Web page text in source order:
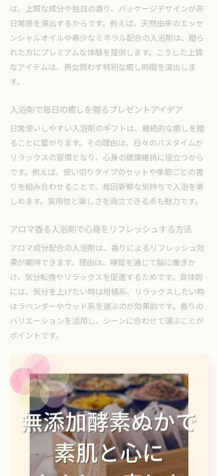
は、上質な成分や独自の香り、パッケージデザインが非
日常感を演出するからです。例えば、天然由来のエッセ
ンシャルオイルや希少なミネラル配合の入浴剤は、贈ら
れた方にプレミアムな体験を提供します。こうした上質
なアイテムは、男女問わず特別な癒し時間を演出しま
す。
入浴剤で毎日の癒しを贈るプレゼントアイデア
日常使いしやすい入浴剤のギフトは、継続的な癒しを贈
ることに繋がります。その理由は、日々のバスタイムが
リラックスの習慣となり、心身の健康維持に役立つから
です。例えば、使い切りタイプのセットや季節ごとの香
りを組み合わせることで、毎回新鮮な気持ちで入浴を楽
しめます。実用性と楽しさを両立できる点も魅力です。
アロマ香る入浴剤で心身をリフレッシュする方法
アロマ成分配合の入浴剤は、香りによるリフレッシュ効
果が期待できます。理由は、嗅覚を通じて脳に働きか
け、気分転換やリラックスを促進するためです。具体的
には、気分を上げたい時は柑橘系、リラックスしたい時
はラベンダーやウッド系を選ぶのが効果的です。香りの
バリエーションを活用し、シーンに合わせて選ぶことが
ポイントです。
プレゼント用入浴剤で癒しの時間を演出するコツ
ギフト用入浴剤は、ラッピングやメッセージを添えるこ
とで、より心のこもった贈り物になります。理由は、視
覚的な美しさや個別のメッセージが特別感を高めるため
です。例えば、シンプルなリボンやオリジナルカードを
加えるだけで、贈る相手の印象に残るプレゼントに仕上
がります。ちょっとした工夫が、癒しの時間をより豊か
に演出します。